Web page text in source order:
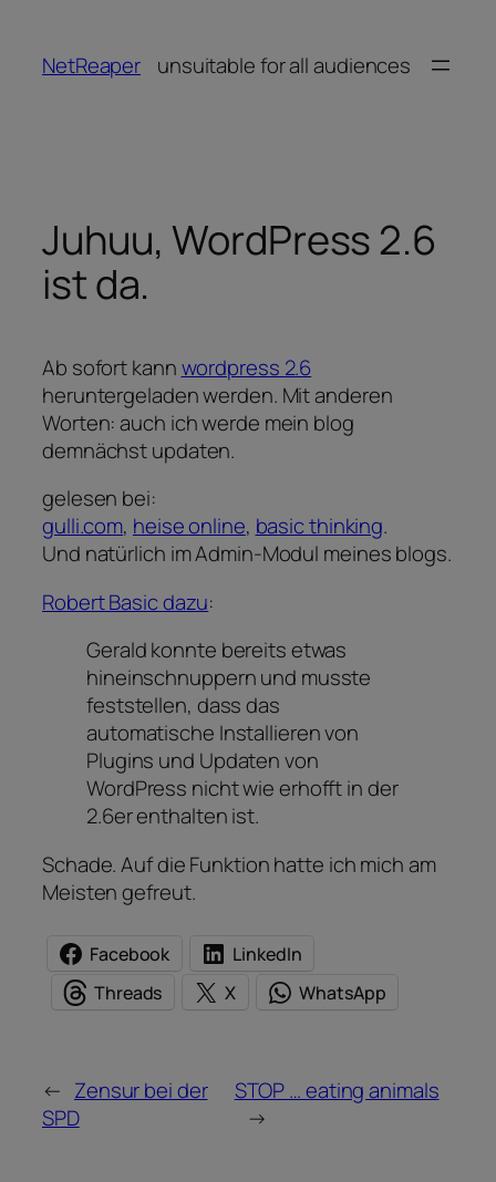
springen
NetReaper unsuitable for all audiences
Juhuu, WordPress 2.6
ist da.
Ab sofort kannwordpress 2.6
heruntergeladen werden. Mit anderen
Worten: auch ich werde mein blog
demnächst updaten.
gelesen bei:
gulli.com, heise online, basic thinking.
Und natürlich im Admin-Modul meines blogs.
Robert Basic dazu:
Gerald konnte bereits etwas
hineinschnuppern und musste
feststellen, dass das
automatische Installieren von
Plugins und Updaten von
WordPress nicht wie erhofft in der
2.6er enthalten ist.
Schade. Auf die Funktion hatte ich mich am
Meisten gefreut.
Facebook
LinkedIn
Threads
X WhatsApp
← Zensur bei der
SPD
STOP … eating animals
→